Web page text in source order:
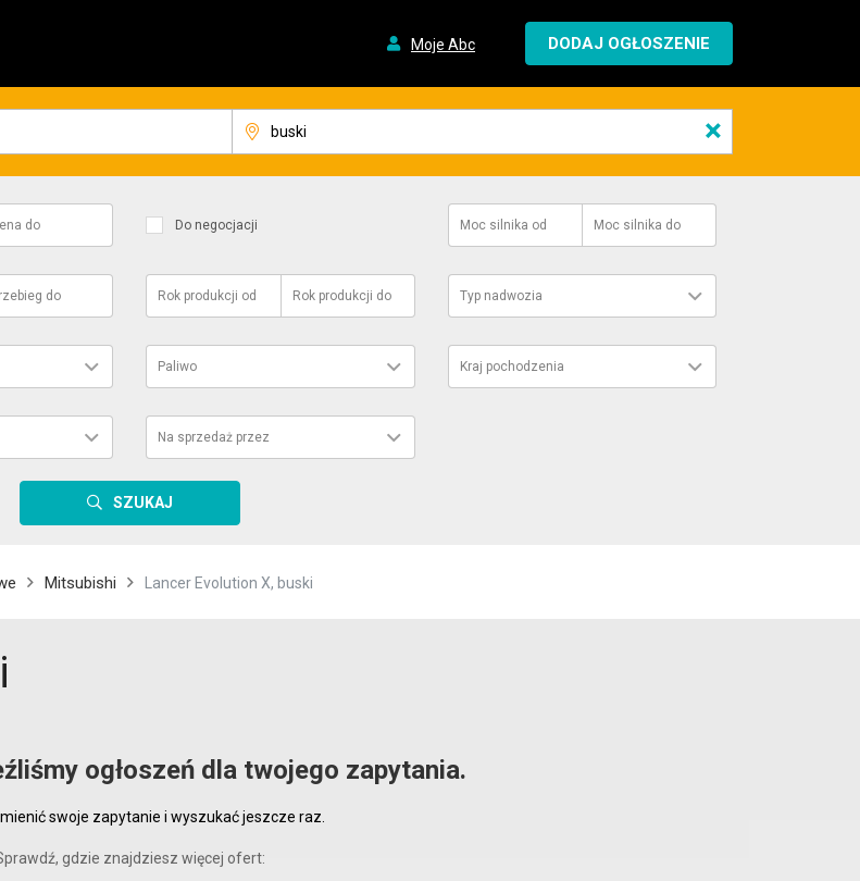
Moje Abc DODAJ OGŁOSZENIE
×
do Do negocjacji Moc silnika od Moc silnika do
do Rok produkcji od Rok produkcji do Typ nadwozia
Paliwo Kraj pochodzenia
Na sprzedaż przez
SZUKAJ
Mitsubishi Lancer Evolution X, buski
ogłoszeń dla twojego zapytania.
swoje zapytanie i wyszukać jeszcze raz.
gdzie znajdziesz więcej ofert: